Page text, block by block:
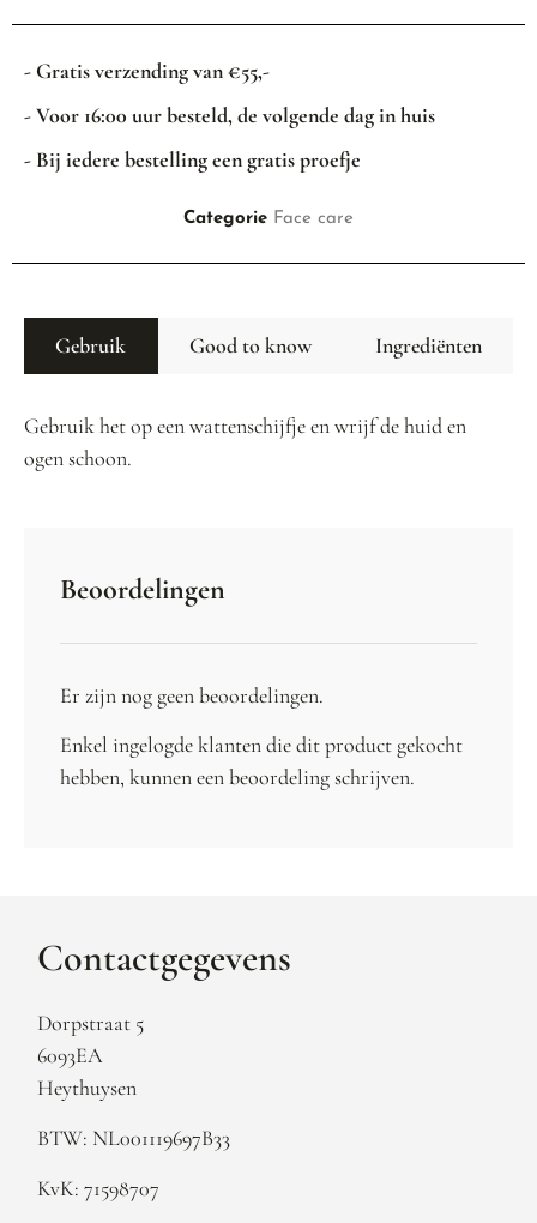
- Gratis verzending van €55,-
- Voor 16:00 uur besteld, de volgende dag in huis
- Bij iedere bestelling een gratis proefje
Categorie Face care
Gebruik Good to know Ingrediënten
Gebruik het op een wattenschijfje en wrijf de huid en
ogen schoon.
Beoordelingen
Er zijn nog geen beoordelingen.
Enkel ingelogde klanten die dit product gekocht
hebben, kunnen een beoordeling schrijven.
Contactgegevens
Dorpstraat 5
6093EA
Heythuysen
BTW: NL001119697B33
KvK: 71598707